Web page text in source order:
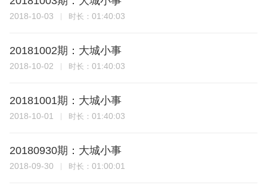
2018-10-03 时长： 01:40:03
20181002期：大城小事
2018-10-02 时长： 01:40:03
20181001期：大城小事
2018-10-01 时长： 01:40:03
20180930期：大城小事
2018-09-30 时长： 01:00:01